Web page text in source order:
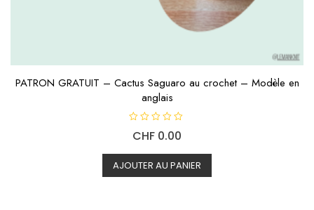
PATRON GRATUIT – Cactus Saguaro au crochet – Modèle en
anglais
o
e
0
s
u
CHF 0.00
AJOUTER AU PANIER